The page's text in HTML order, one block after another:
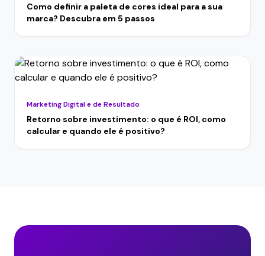
Como definir a paleta de cores ideal para a sua
marca? Descubra em 5 passos
Marketing Digital e de Resultado
Retorno sobre investimento: o que é ROI, como
calcular e quando ele é positivo?